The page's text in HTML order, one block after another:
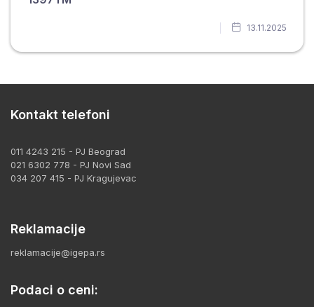
13.11.2025
Kontakt telefoni
011 4243 215 - PJ Beograd
021 6302 778 - PJ Novi Sad
034 207 415 - PJ Kragujevac
Reklamacije
reklamacije@igepa.rs
Podaci o ceni: